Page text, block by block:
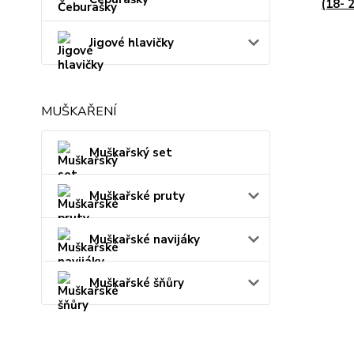
Jigové hlavičky
MUŠKAŘENÍ
Muškařský set
Muškařské pruty
Muškařské navijáky
Muškařské šňůry
(18-